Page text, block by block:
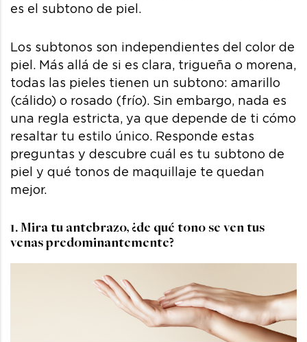
es el subtono de piel.
Los subtonos son independientes del color de
piel. Más allá de si es clara, trigueña o morena,
todas las pieles tienen un subtono: amarillo
(cálido) o rosado (frío). Sin embargo, nada es
una regla estricta, ya que depende de ti cómo
resaltar tu estilo único. Responde estas
preguntas y descubre cuál es tu subtono de
piel y qué tonos de maquillaje te quedan
mejor.
1. Mira tu antebrazo, ¿de qué tono se ven tus
venas predominantemente?